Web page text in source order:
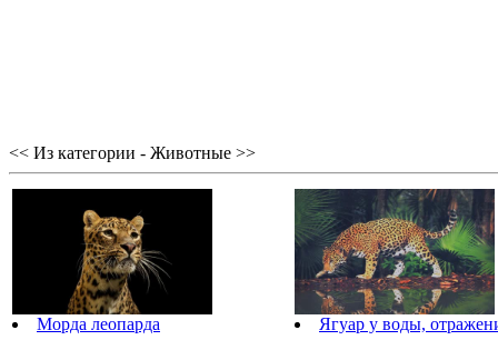
<< Из категории - Животные >>
Морда леопарда Ягуар у воды,